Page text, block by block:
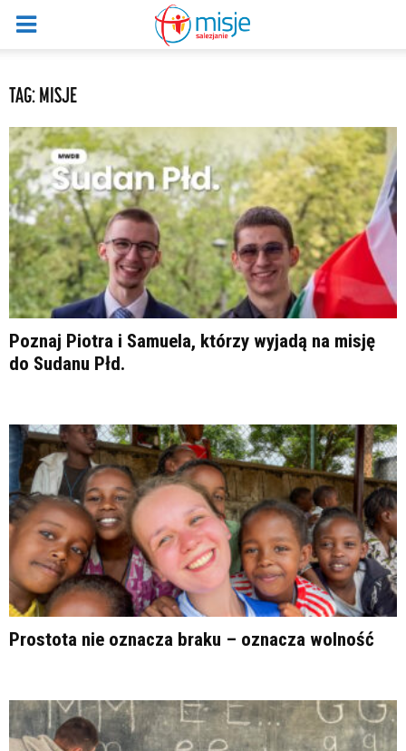
TAG: MISJE
Poznaj Piotra i Samuela, którzy wyjadą na misję
do Sudanu Płd.
Prostota nie oznacza braku – oznacza wolność